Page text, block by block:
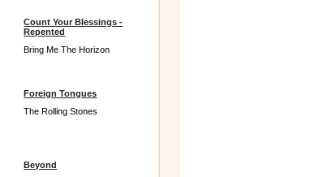
Count Your Blessings -
Repented
Bring Me The Horizon
Foreign Tongues
The Rolling Stones
Beyond